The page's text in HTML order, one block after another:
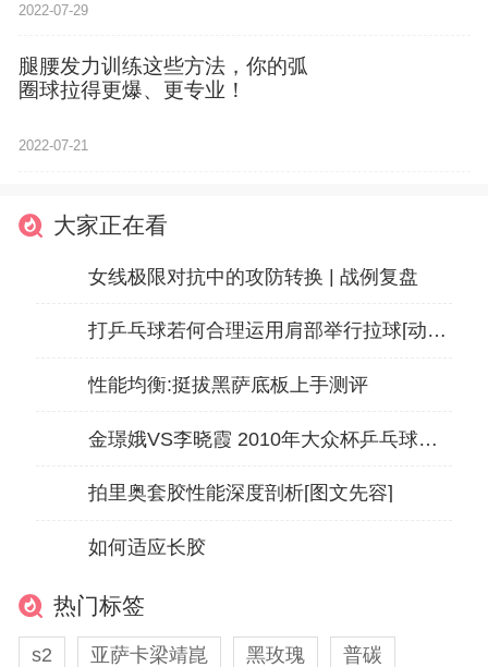
2022-07-29
腿腰发力训练这些方法，你的弧
圈球拉得更爆、更专业！
2022-07-21
大家正在看
女线极限对抗中的攻防转换 | 战例复盘
打乒乓球若何合理运用肩部举行拉球[动作解说]
性能均衡:挺拔黑萨底板上手测评
金璟娥VS李晓霞 2010年大众杯乒乓球邀请赛 女单决赛
拍里奥套胶性能深度剖析[图文先容]
如何适应长胶
热门标签
s2 亚萨卡梁靖崑 黑玫瑰 普碳